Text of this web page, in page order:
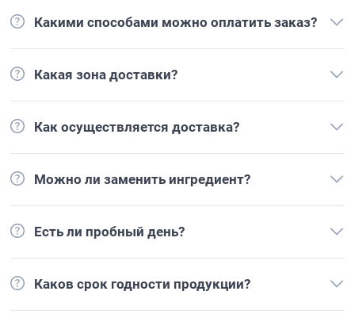
Какими способами можно оплатить заказ?
Какая зона доставки?
Как осуществляется доставка?
Можно ли заменить ингредиент?
Есть ли пробный день?
Каков срок годности продукции?